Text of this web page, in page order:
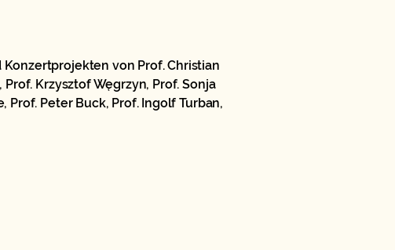
von Prof. Christian
Krzysztof Węgrzyn, Prof. Sonja
Prof. Peter Buck, Prof. Ingolf Turban,